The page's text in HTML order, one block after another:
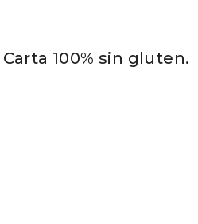
Carta 100% sin gluten.